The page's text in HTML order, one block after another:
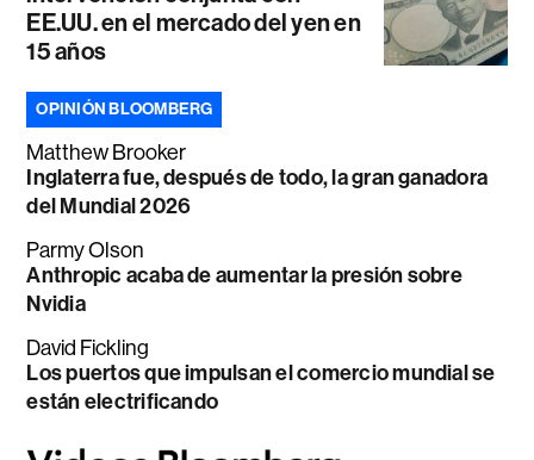
EE.UU. en el mercado del yen en
15 años
OPINIÓN BLOOMBERG
Matthew Brooker
Inglaterra fue, después de todo, la gran ganadora
del Mundial 2026
Parmy Olson
Anthropic acaba de aumentar la presión sobre
Nvidia
David Fickling
Los puertos que impulsan el comercio mundial se
están electrificando